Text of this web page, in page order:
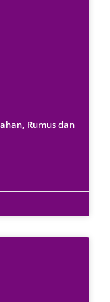
Rumus dan